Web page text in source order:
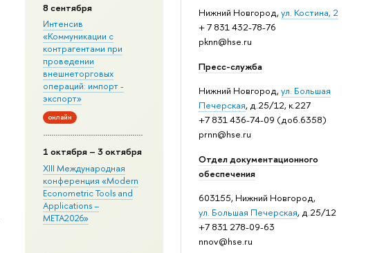
Нижний Новгород,ул. Костина, 2
+ 7 831 432-78-76
pknn@hse.ru
Пресс-служба
Нижний Новгород,ул. Большая
Печерская, д.25/12, к.227
+7 831 436-74-09 (доб.6358)
prnn@hse.ru
Отдел документационного
обеспечения
603155, Нижний Новгород,
ул. Большая Печерская, д.25/12
+7 831 278-09-63
nnov@hse.ru
8 сентября
Интенсив
«Коммуникации с
контрагентами при
проведении
внешнеторговых
операций: импорт -
экспорт»
онлайн
1 октября – 3 октября
XIII Международная
конференция «Modern
Econometric Tools and
Applications –
META2026»